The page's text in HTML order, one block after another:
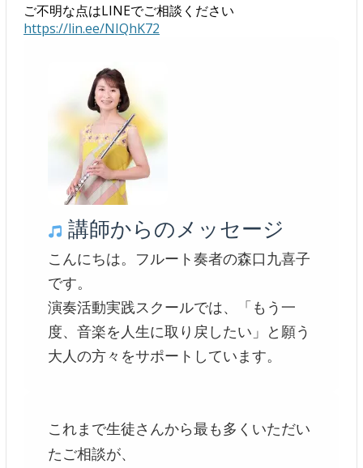
ご不明な点はLINEでご相談ください
https://lin.ee/NIQhK72
講師からのメッセージ
こんにちは。フルート奏者の森口九喜子
です。
演奏活動実践スクールでは、「もう一
度、音楽を人生に取り戻したい」と願う
大人の方々をサポートしています。
これまで生徒さんから最も多くいただい
たご相談が、